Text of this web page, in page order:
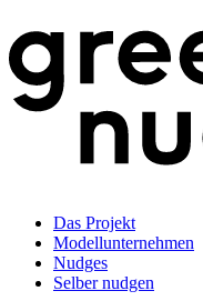
Das Projekt
Modellunternehmen
Nudges
Selber nudgen